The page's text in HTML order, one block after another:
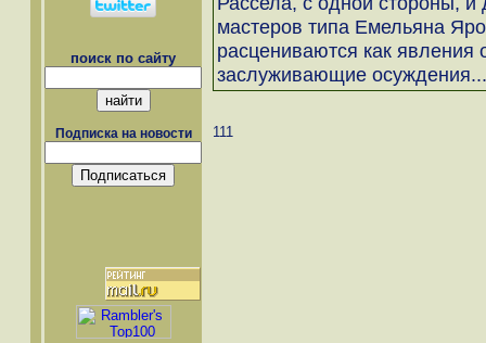
поиск по сайту
Подписка на новости
мастеров типа Емельяна
расцениваются как явления
заслуживающие осуждения...
111